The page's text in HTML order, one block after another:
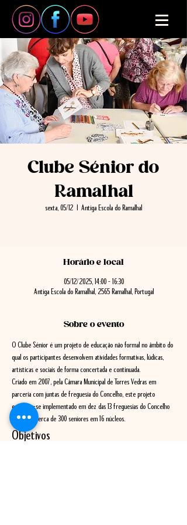
Clube Sénior do
Ramalhal
sexta, 05/12 Antiga Escola do Ramalhal
Horário e local
05/12/2025, 14:00 – 16:30
Antiga Escola do Ramalhal, 2565 Ramalhal, Portugal
Sobre o evento
O Clube Sénior é um projeto de educação não formal no âmbito do
qual os participantes desenvolvem atividades formativas, lúdicas,
artísticas e sociais de forma concertada e continuada.
Criado em 2007, pela Câmara Municipal de Torres Vedras em
parceria com juntas de freguesia do Concelho, este projeto
encontra-se implementado em dez das 13 freguesias do Concelho
e integra cerca de 300 seniores em 16 núcleos.
Objetivos